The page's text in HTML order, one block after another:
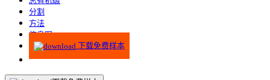
分割
方法
信息图
下载免费样本